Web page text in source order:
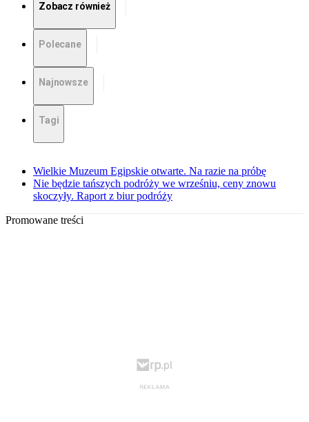
Zobacz również
Polecane
Najnowsze
Tagi
Wielkie Muzeum Egipskie otwarte. Na razie na próbę
Nie będzie tańszych podróży we wrześniu, ceny znowu
skoczyły. Raport z biur podróży
Promowane treści